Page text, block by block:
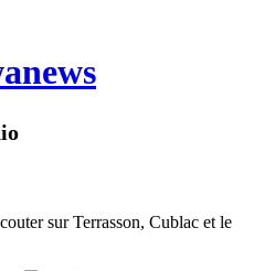
sur Terrasson, Cublac et le